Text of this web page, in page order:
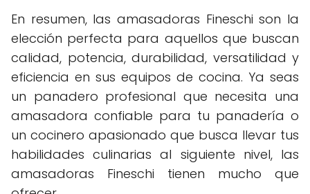
En resumen, las amasadoras Fineschi son la
elección perfecta para aquellos que buscan
calidad, potencia, durabilidad, versatilidad y
eficiencia en sus equipos de cocina. Ya seas
un panadero profesional que necesita una
amasadora confiable para tu panadería o
un cocinero apasionado que busca llevar tus
habilidades culinarias al siguiente nivel, las
amasadoras Fineschi tienen mucho que